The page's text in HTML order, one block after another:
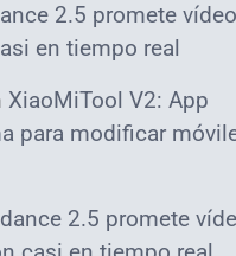
2.5 promete
en tiempo real
XiaoMiTool V2: App
para modificar
2.5 promete